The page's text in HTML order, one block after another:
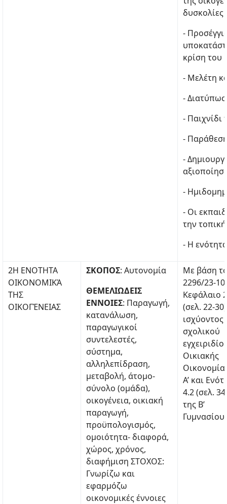
δυσκολίες
-
κρίση του
- Μελέτη
-
- Παιχνίδι
-
-
-
- Οι
την
- Η
2Η ΕΝΟΤΗΤΑ
ΟΙΚΟΝΟΜΙΚΆ
ΤΗΣ
ΟΙΚΟΓΈΝΕΙΑΣ
ΣΚΟΠΟΣ: Αυτονομία
ΘΕΜΕΛΙΩΔΕΙΣ
ΕΝΝΟΙΕΣ: Παραγωγή,
κατανάλωση,
παραγωγικοί
συντελεστές,
σύστημα,
αλληλεπίδραση,
μεταβολή, άτομο-
σύνολο (ομάδα),
οικογένεια, οικιακή
παραγωγή,
προϋπολογισμός,
ομοιότητα- διαφορά,
χώρος, χρόνος,
διαφήμιση ΣΤΟΧΟΣ:
Γνωρίζω και
εφαρμόζω
οικονομικές έννοιες
Με βάση
2296/23-
Κεφάλαιο 2
(σελ. 22-
ισχύοντος
σχολικού
Οικιακής
A’ και
4.2 (σελ.
της Β’
Γυμνασίου.